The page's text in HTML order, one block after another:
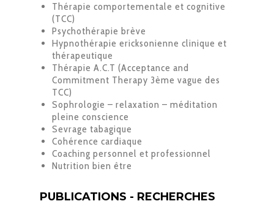
Thérapie comportementale et cognitive
(TCC)
Psychothérapie brève
Hypnothérapie ericksonienne clinique et
thérapeutique
Thérapie A.C.T (Acceptance and
Commitment Therapy 3ème vague des
TCC)
Sophrologie – relaxation – méditation
pleine conscience
Sevrage tabagique
Cohérence cardiaque
Coaching personnel et professionnel
Nutrition bien être
PUBLICATIONS - RECHERCHES